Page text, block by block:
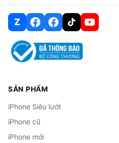
Z
SẢN PHẨM
iPhone Siêu lướt
iPhone cũ
iPhone mới